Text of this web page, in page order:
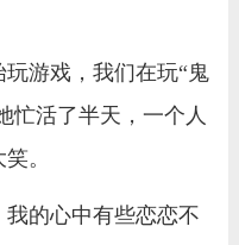
游戏，我们在玩“鬼
忙活了半天，一个人
。
的心中有些恋恋不